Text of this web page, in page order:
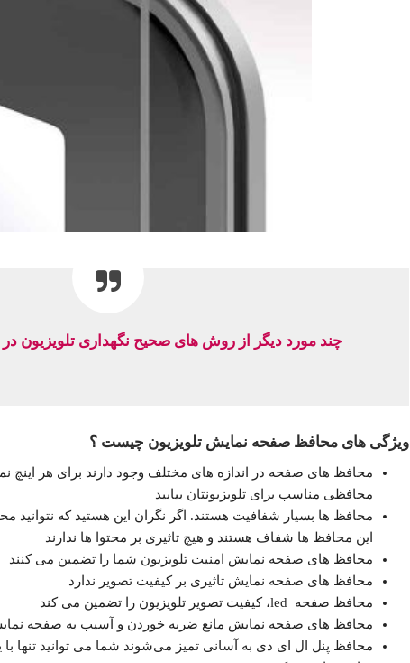
چند مورد دیگر از روش های صحیح نگهداری تلویزیون
ویژگی های محافظ صفحه نمایش تلویزیون چیست ؟
محافظ های صفحه در اندازه‌ های مختلف وجود دارند برای هر اینچ
محافظی مناسب برای تلویزیونتان بیابید
محافظ ها بسیار شفافیت هستند. اگر نگران این هستید که نتوانید
این محافظ ها شفاف هستند و هیچ تاثیری بر محتوا ها ندارند
محافظ های صفحه نمایش امنیت تلویزیون شما را تضمین می کنند
محافظ های صفحه نمایش تاثیری بر کیفیت تصویر ندارد
محافظ صفحه led، کیفیت تصویر تلویزیون را تضمین می کند
محافظ های صفحه نمایش مانع ضربه خوردن و آسیب به صفحه
محافظ پنل ال ای دی به آسانی تمیز می‌شوند شما می توانید تنها